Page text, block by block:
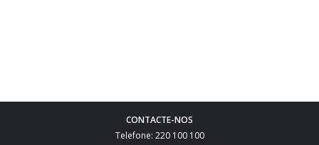
CONTACTE-NOS
Telefone: 220 100 100